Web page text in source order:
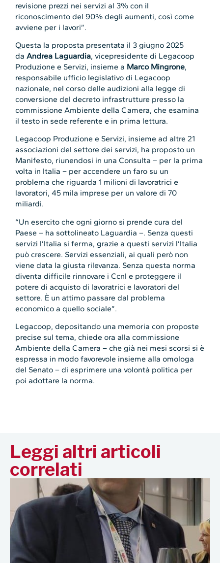
revisione prezzi nei servizi al 3% con il
riconoscimento del 90% degli aumenti, così come
avviene per i lavori”.
Questa la proposta presentata il 3 giugno 2025
daAndrea Laguardia, vicepresidente di Legacoop
Produzione e Servizi, insieme a Marco Mingrone,
responsabile ufficio legislativo di Legacoop
nazionale, nel corso delle audizioni alla legge di
conversione del decreto infrastrutture presso la
commissione Ambiente della Camera, che esamina
il testo in sede referente e in prima lettura.
Legacoop Produzione e Servizi, insieme ad altre 21
associazioni del settore dei servizi, ha proposto un
Manifesto, riunendosi in una Consulta – per la prima
volta in Italia – per accendere un faro su un
problema che riguarda 1 milioni di lavoratrici e
lavoratori, 45 mila imprese per un valore di 70
miliardi.
“Un esercito che ogni giorno si prende cura del
Paese – ha sottolineato Laguardia –. Senza questi
servizi l’Italia si ferma, grazie a questi servizi l’Italia
può crescere. Servizi essenziali, ai quali però non
viene data la giusta rilevanza. Senza questa norma
diventa difficile rinnovare i Ccnl e proteggere il
potere di acquisto di lavoratrici e lavoratori del
settore. È un attimo passare dal problema
economico a quello sociale”.
Legacoop, depositando una memoria con proposte
precise sul tema, chiede ora alla commissione
Ambiente della Camera – che già nei mesi scorsi si è
espressa in modo favorevole insieme alla omologa
del Senato – di esprimere una volontà politica per
poi adottare la norma.
Leggi altri articoli
correlati